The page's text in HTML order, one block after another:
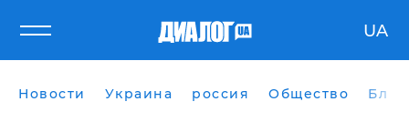
UA
Новости Украина россия Общество